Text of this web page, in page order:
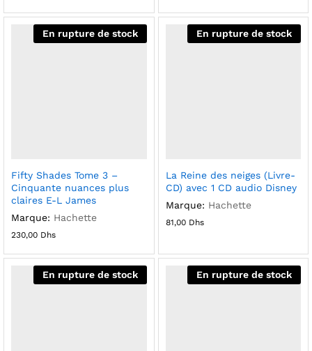
En rupture de stock
Fifty Shades Tome 3 –
Cinquante nuances plus
claires E-L James
Marque: Hachette
230,00 Dhs
En rupture de stock
La Reine des neiges (Livre-
CD) avec 1 CD audio Disney
Marque: Hachette
81,00 Dhs
En rupture de stock En rupture de stock